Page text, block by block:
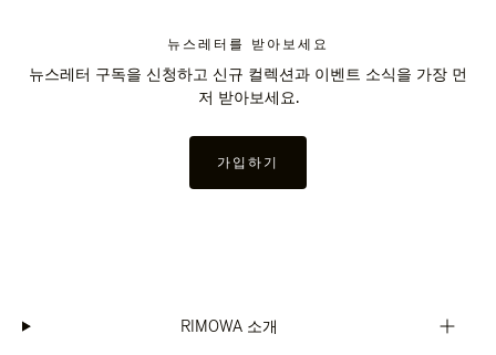
뉴스레터를 받아보세요
뉴스레터 구독을 신청하고 신규 컬렉션과 이벤트 소식을 가장 먼
저 받아보세요.
가입하기
RIMOWA 소개